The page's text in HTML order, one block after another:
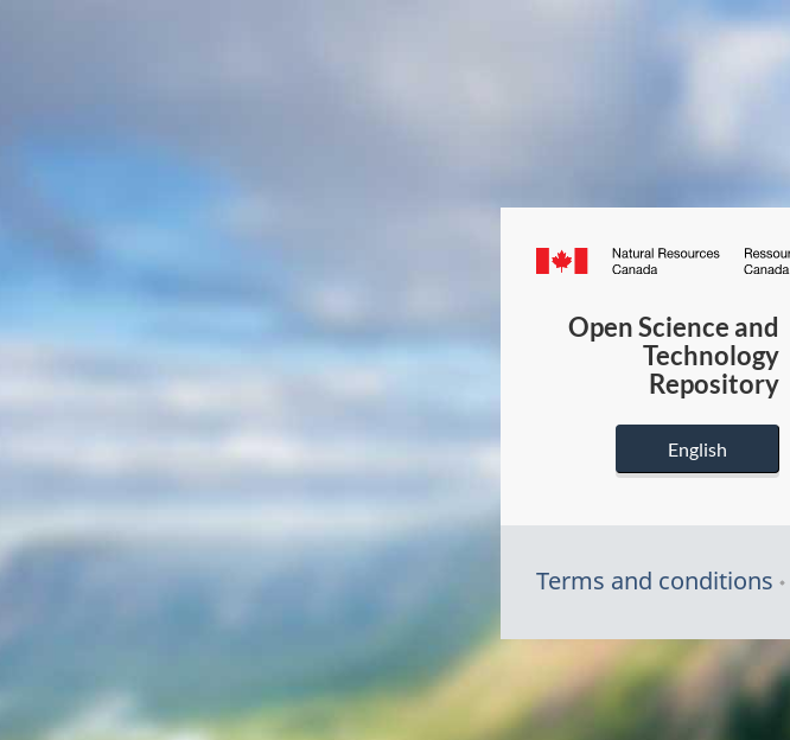
Canada.ca
Open Science and
Technology
Repository
English
Terms and conditions